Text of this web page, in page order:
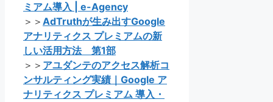
ミアム導入 | e-Agency
＞＞ AdTruthが生み出すGoogle
アナリティクス プレミアムの新
しい活用方法 第1部
＞＞ アユダンテのアクセス解析コ
ンサルティング実績｜Google ア
ナリティクス プレミアム 導入・